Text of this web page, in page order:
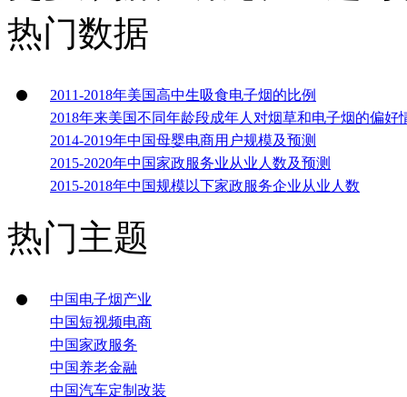
热门数据
2011-2018年美国高中生吸食电子烟的比例
2018年来美国不同年龄段成年人对烟草和电子烟的偏好
2014-2019年中国母婴电商用户规模及预测
2015-2020年中国家政服务业从业人数及预测
2015-2018年中国规模以下家政服务企业从业人数
热门主题
中国电子烟产业
中国短视频电商
中国家政服务
中国养老金融
中国汽车定制改装